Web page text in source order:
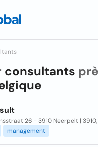
consultants
26 - 3910 Neerpelt |
management